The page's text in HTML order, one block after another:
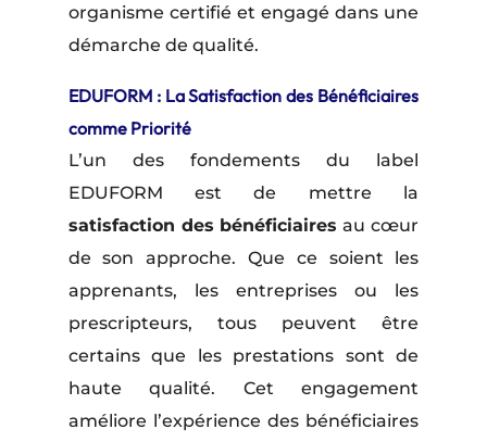
organisme certifié et engagé dans une
démarche de qualité.
EDUFORM : La Satisfaction des Bénéficiaires
comme Priorité
L’un des fondements du label
EDUFORM est de mettre la
satisfaction des bénéficiaires au cœur
de son approche. Que ce soient les
apprenants, les entreprises ou les
prescripteurs, tous peuvent être
certains que les prestations sont de
haute qualité. Cet engagement
améliore l’expérience des bénéficiaires